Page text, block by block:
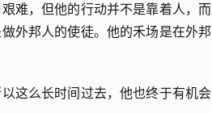
难，但他的行动并不是靠着人，而
外邦人的使徒。他的禾场是在外邦
这么长时间过去，他也终于有机会